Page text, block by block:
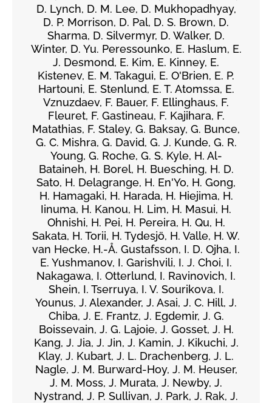
D. Lynch, D. M. Lee, D. Mukhopadhyay,
D. P. Morrison, D. Pal, D. S. Brown, D.
Sharma, D. Silvermyr, D. Walker, D.
Winter, D. Yu. Peressounko, E. Haslum, E.
J. Desmond, E. Kim, E. Kinney, E.
Kistenev, E. M. Takagui, E. O'Brien, E. P.
Hartouni, E. Stenlund, E. T. Atomssa, E.
Vznuzdaev, F. Bauer, F. Ellinghaus, F.
Fleuret, F. Gastineau, F. Kajihara, F.
Matathias, F. Staley, G. Baksay, G. Bunce,
G. C. Mishra, G. David, G. J. Kunde, G. R.
Young, G. Roche, G. S. Kyle, H. Al-
Bataineh, H. Borel, H. Buesching, H. D.
Sato, H. Delagrange, H. En'Yo, H. Gong,
H. Hamagaki, H. Harada, H. Hiejima, H.
Iinuma, H. Kanou, H. Lim, H. Masui, H.
Ohnishi, H. Pei, H. Pereira, H. Qu, H.
Sakata, H. Torii, H. Tydesjö, H. Valle, H. W.
van Hecke, H.-Å. Gustafsson, I. D. Ojha, I.
E. Yushmanov, I. Garishvili, I. J. Choi, I.
Nakagawa, I. Otterlund, I. Ravinovich, I.
Shein, I. Tserruya, I. V. Sourikova, I.
Younus, J. Alexander, J. Asai, J. C. Hill, J.
Chiba, J. E. Frantz, J. Egdemir, J. G.
Boissevain, J. G. Lajoie, J. Gosset, J. H.
Kang, J. Jia, J. Jin, J. Kamin, J. Kikuchi, J.
Klay, J. Kubart, J. L. Drachenberg, J. L.
Nagle, J. M. Burward-Hoy, J. M. Heuser,
J. M. Moss, J. Murata, J. Newby, J.
Nystrand, J. P. Sullivan, J. Park, J. Rak, J.